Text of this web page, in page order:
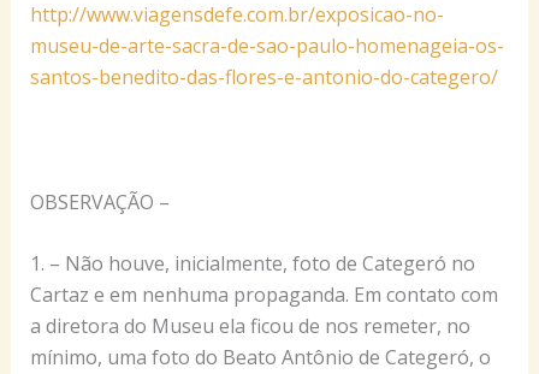
http://www.viagensdefe.com.br/exposicao-no-
museu-de-arte-sacra-de-sao-paulo-homenageia-os-
santos-benedito-das-flores-e-antonio-do-categero/
OBSERVAÇÃO –
1. – Não houve, inicialmente, foto de Categeró no
Cartaz e em nenhuma propaganda. Em contato com
a diretora do Museu ela ficou de nos remeter, no
mínimo, uma foto do Beato Antônio de Categeró, o